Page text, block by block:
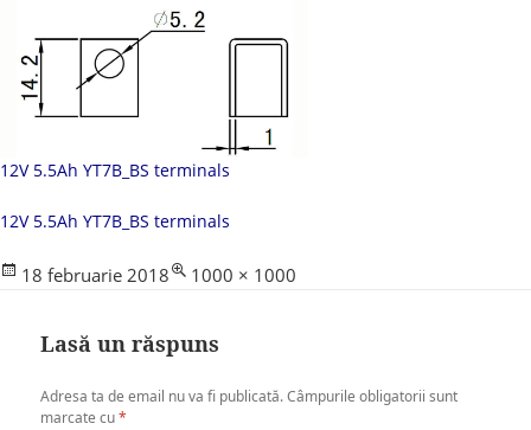
12V 5.5Ah YT7B_BS terminals
12V 5.5Ah YT7B_BS terminals
Posted
18 februarie 2018
Full
1000 × 1000
Lasă un răspuns
Adresa ta de email nu va fi publicată. Câmpurile obligatorii sunt
marcate cu*